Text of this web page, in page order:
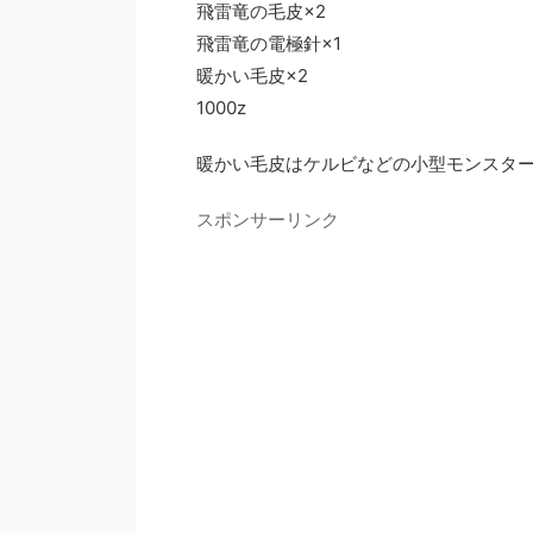
飛雷竜の毛皮×2
飛雷竜の電極針×1
暖かい毛皮×2
1000z
暖かい毛皮はケルビなどの小型モンスタ
スポンサーリンク